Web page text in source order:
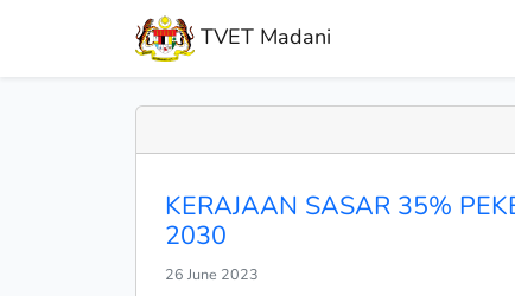
TVET Madani
KERAJAAN SASAR 35%
2030
26 June 2023